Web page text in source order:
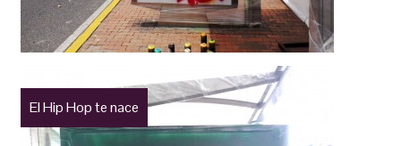
El Hip Hop te nace